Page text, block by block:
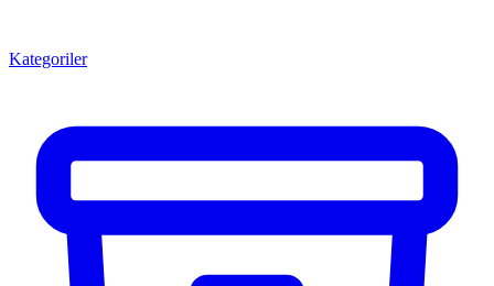
Kategoriler